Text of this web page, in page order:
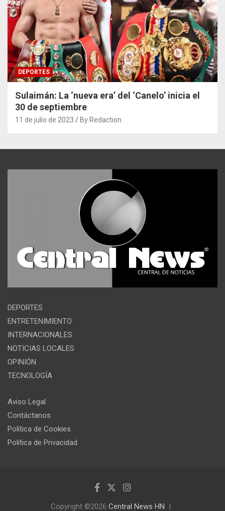
DEPORTES
Sulaimán: La ‘nueva era’ del ‘Canelo’ inicia el
30 de septiembre
11 de julio de 2023 By Redaction
DEPORTES
ENTRETENIMIENTO
INTERNACIONALES
NOTICIAS LOCALES
OPINIÓN
TECNOLOGÍA
Aviso Legal
Contáctanos
Política de Cookies
Política de Privacidad
Copyright ©2026 Central News HN